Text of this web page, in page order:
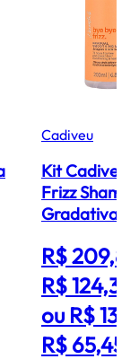
Cadiveu
Kit Cadiveu
Frizz
Gradativa
R$ 209,89
R$ 124,36
ou R$
R$ 65,45